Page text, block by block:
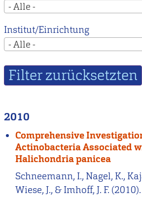
- Alle -
Institut/Einrichtung
- Alle -
2010
Comprehensive
Actinobacteria Associated
Halichondria panicea
Schneemann, I., Nagel, K.,
Wiese, J., & Imhoff, J. F.